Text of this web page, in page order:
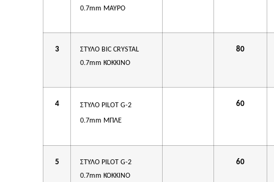
0.7mm ΜΑΥΡΟ
3
ΣΤΥΛΟ BIC CRYSTAL
0.7mm ΚΟΚΚΙΝΟ
80
4 ΣΤΥΛΟ PILOT G-2
0.7mm ΜΠΛΕ
60
5
ΣΤΥΛΟ PILOT G-2
0.7mm ΚΟΚΚΙΝΟ
60